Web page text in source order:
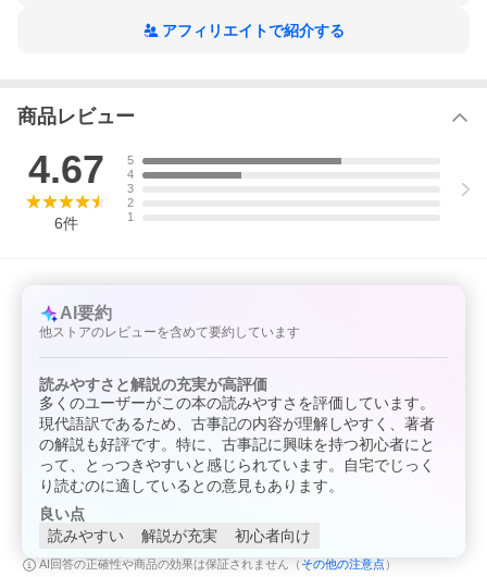
アフィリエイトで紹介する
商品レビュー
4.67
6件
5
4
3
2
1
AI要約
他ストアのレビューを含めて要約しています
読みやすさと解説の充実が高評価
多くのユーザーがこの本の読みやすさを評価しています。
現代語訳であるため、古事記の内容が理解しやすく、著者
の解説も好評です。特に、古事記に興味を持つ初心者にと
って、とっつきやすいと感じられています。自宅でじっく
り読むのに適しているとの意見もあります。
良い点
読みやすい
解説が充実 初心者向け
AI回答の正確性や商品の効果は保証されません（ その他の注意点 ）